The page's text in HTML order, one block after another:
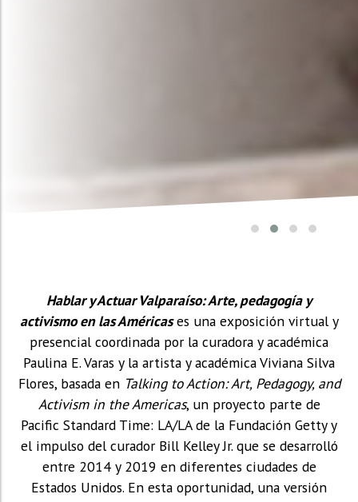
Hablar y Actuar Valparaíso: Arte, pedagogía y
activismo en las Américases una exposición virtual y
presencial coordinada por la curadora y académica
Paulina E. Varas y la artista y académica Viviana Silva
Flores, basada en Talking to Action: Art, Pedagogy, and
Activism in the Americas, un proyecto parte de
Pacific Standard Time: LA/LA de la Fundación Getty y
el impulso del curador Bill Kelley Jr. que se desarrolló
entre 2014 y 2019 en diferentes ciudades de
Estados Unidos. En esta oportunidad, una versión